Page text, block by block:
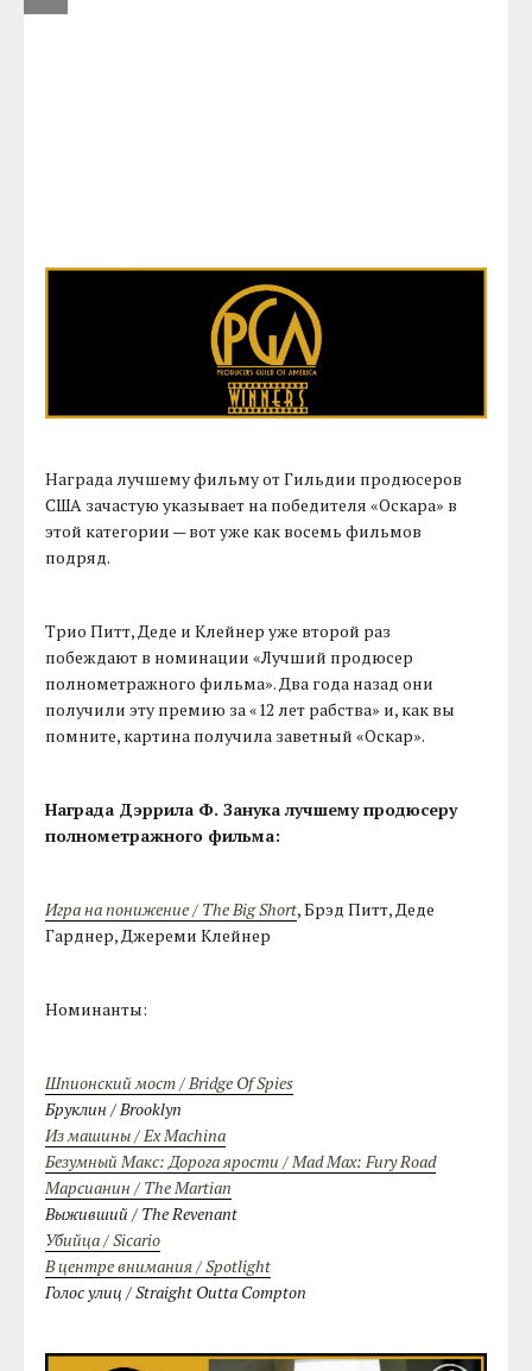
Награда лучшему фильму от Гильдии продюсеров
США зачастую указывает на победителя «Оскара» в
этой категории — вот уже как восемь фильмов
подряд.
Трио Питт, Деде и Клейнер уже второй раз
побеждают в номинации «Лучший продюсер
полнометражного фильма». Два года назад они
получили эту премию за «12 лет рабства» и, как вы
помните, картина получила заветный «Оскар».
Награда Дэррила Ф. Занука лучшему продюсеру
полнометражного фильма:
Игра на понижение / The Big Short, Брэд Питт, Деде
Гарднер, Джереми Клейнер
Номинанты:
Шпионский мост / Bridge Of Spies
Бруклин / Brooklyn
Из машины / Ex Machina
Безумный Макс: Дорога ярости / Mad Max: Fury Road
Марсианин / The Martian
Выживший / The Revenant
Убийца / Sicario
В центре внимания / Spotlight
Голос улиц / Straight Outta Compton